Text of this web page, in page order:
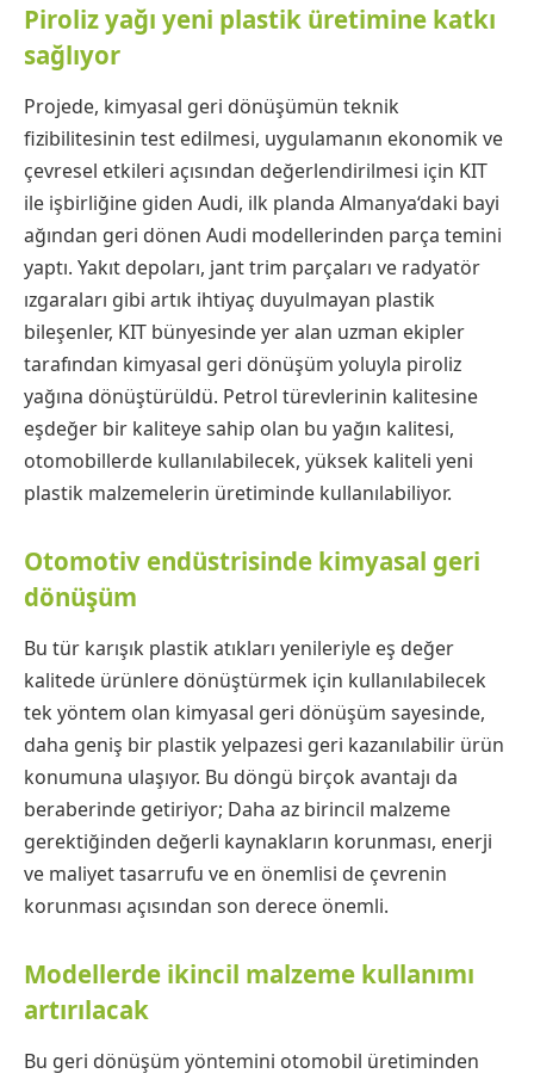
Piroliz yağı yeni plastik üretimine katkı
sağlıyor
Projede, kimyasal geri dönüşümün teknik
fizibilitesinin test edilmesi, uygulamanın ekonomik ve
çevresel etkileri açısından değerlendirilmesi için KIT
ile işbirliğine giden Audi, ilk planda Almanya‘daki bayi
ağından geri dönen Audi modellerinden parça temini
yaptı. Yakıt depoları, jant trim parçaları ve radyatör
ızgaraları gibi artık ihtiyaç duyulmayan plastik
bileşenler, KIT bünyesinde yer alan uzman ekipler
tarafından kimyasal geri dönüşüm yoluyla piroliz
yağına dönüştürüldü. Petrol türevlerinin kalitesine
eşdeğer bir kaliteye sahip olan bu yağın kalitesi,
otomobillerde kullanılabilecek, yüksek kaliteli yeni
plastik malzemelerin üretiminde kullanılabiliyor.
Otomotiv endüstrisinde kimyasal geri
dönüşüm
Bu tür karışık plastik atıkları yenileriyle eş değer
kalitede ürünlere dönüştürmek için kullanılabilecek
tek yöntem olan kimyasal geri dönüşüm sayesinde,
daha geniş bir plastik yelpazesi geri kazanılabilir ürün
konumuna ulaşıyor. Bu döngü birçok avantajı da
beraberinde getiriyor; Daha az birincil malzeme
gerektiğinden değerli kaynakların korunması, enerji
ve maliyet tasarrufu ve en önemlisi de çevrenin
korunması açısından son derece önemli.
Modellerde ikincil malzeme kullanımı
artırılacak
Bu geri dönüşüm yöntemini otomobil üretiminden